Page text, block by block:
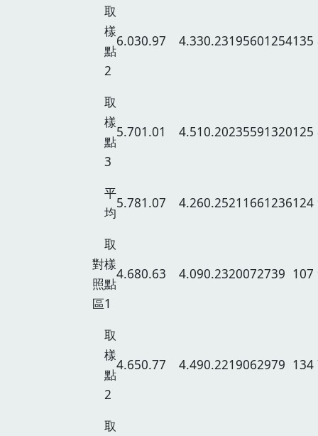
取
樣
點
2
6.030.97 4.330.23195601254135
取
樣
點
3
5.701.01 4.510.20235591320125
平
均
5.781.07 4.260.25211 661236124
對
照
區
取
樣
點
1
4.680.63 4.090.2320072739 107
取
樣
點
2
4.650.77 4.490.2219062979 134
取